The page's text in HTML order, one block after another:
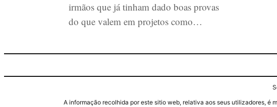
irmãos que já tinham dado boas provas
do que valem em projetos como…
A informação recolhida por este sitio web, relativa aos seus utilizadores, é